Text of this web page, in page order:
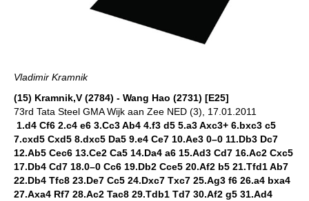
Vladimir Kramnik
(15) Kramnik,V (2784) - Wang Hao (2731) [E25]
73rd Tata Steel GMA Wijk aan Zee NED (3), 17.01.2011
1.d4 Cf6 2.c4 e6 3.Cc3 Ab4 4.f3 d5 5.a3 Axc3+ 6.bxc3 c5
7.cxd5 Cxd5 8.dxc5 Da5 9.e4 Ce7 10.Ae3 0–0 11.Db3 Dc7
12.Ab5 Cec6 13.Ce2 Ca5 14.Da4 a6 15.Ad3 Cd7 16.Ac2 Cxc5
17.Db4 Cd7 18.0–0 Cc6 19.Db2 Cce5 20.Af2 b5 21.Tfd1 Ab7
22.Db4 Tfc8 23.De7 Cc5 24.Dxc7 Txc7 25.Ag3 f6 26.a4 bxa4
27.Axa4 Rf7 28.Ac2 Tac8 29.Tdb1 Td7 30.Af2 g5 31.Ad4